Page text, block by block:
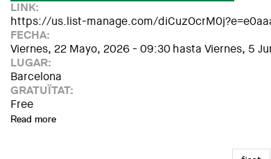
LINK:
https://us.list-manage.com/
FECHA:
Viernes, 22 Mayo, 2026 - 09:30hasta Viernes, 5
LUGAR:
Barcelona
GRATUÏTAT:
Free
Read more